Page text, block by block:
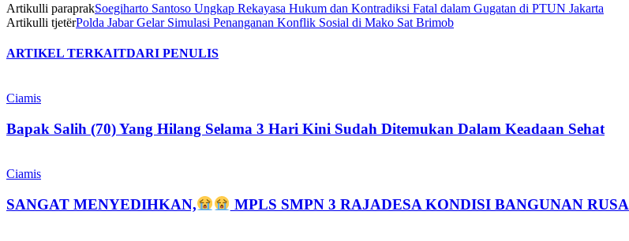
Artikulli paraprakSoegiharto Santoso Ungkap Rekayasa Hukum dan Kontradiksi Fatal dalam Gugatan di PTUN Jakarta
Artikulli tjetërPolda Jabar Gelar Simulasi Penanganan Konflik Sosial di Mako Sat Brimob
ARTIKEL TERKAITDARI PENULIS
Ciamis
Bapak Salih (70) Yang Hilang Selama 3 Hari Kini Sudah Ditemukan Dalam Keadaan Sehat
Ciamis
SANGAT MENYEDIHKAN, MPLS SMPN 3 RAJADESA KONDISI BANGUNAN